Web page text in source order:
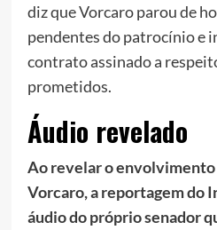
diz que Vorcaro parou de
pendentes do patrocínio e
contrato assinado a
prometidos.
Áudio revelado
Ao revelar o
Vorcaro, a reportagem do
áudio do próprio senador